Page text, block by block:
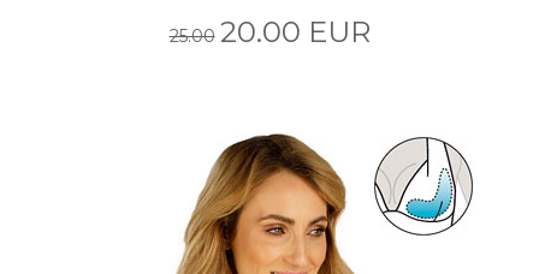
25.00 20.00 EUR